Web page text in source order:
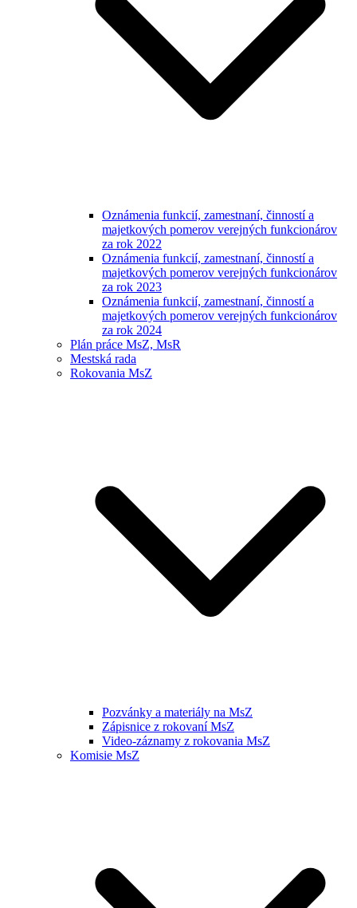
Oznámenia funkcií, zamestnaní, činností a
majetkových pomerov verejných funkcionárov
za rok 2022
Oznámenia funkcií, zamestnaní, činností a
majetkových pomerov verejných funkcionárov
za rok 2023
Oznámenia funkcií, zamestnaní, činností a
majetkových pomerov verejných funkcionárov
za rok 2024
Plán práce MsZ, MsR
Mestská rada
Rokovania MsZ
Pozvánky a materiály na MsZ
Zápisnice z rokovaní MsZ
Video-záznamy z rokovania MsZ
Komisie MsZ